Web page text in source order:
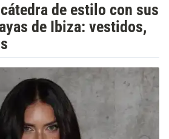
de estilo con sus
de Ibiza: vestidos,